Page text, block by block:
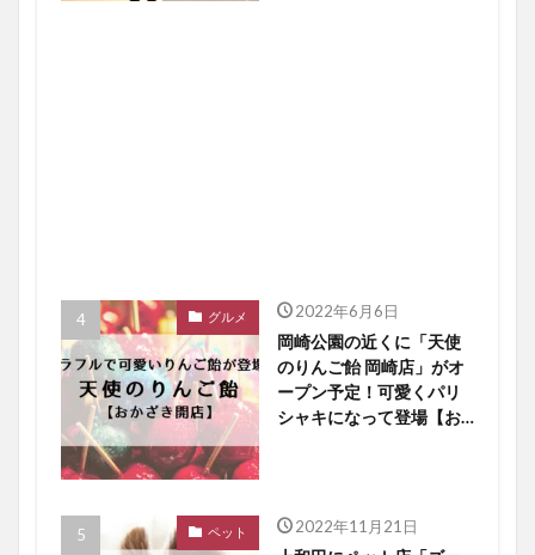
グルメ 2022年6月6日
岡崎公園の近くに「天使
のりんご飴 岡崎店」がオ
ープン予定！可愛くパリ
シャキになって登場【お
ペット 2022年11月21日